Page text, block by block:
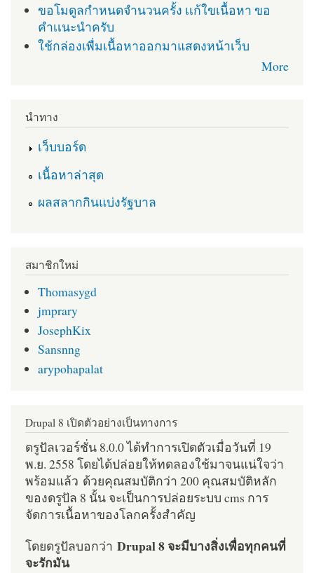
ขอโมดูลกำหนดจำนวนครั้ง เเก้ใขเนื้อหา ขอ
คำเเนะนำครับ
ใช้กล่องเพื่มเนื้อหาออกมาแสดงหน้าเว็บ
More
นำทาง
เว็บบอร์ด
เนื้อหาล่าสุด
ผลสลากกินแบ่งรัฐบาล
สมาชิกใหม่
Thomasygd
jmprary
JosephKix
Sansnng
arypohapalat
Drupal 8 เปิดตัวอย่างเป็นทางการ
ดรูปัลเวอร์ชั่น 8.0.0 ได้ทำการเปิดตัวเมื่อวันที่ 19
พ.ย. 2558 โดยได้ปล่อยให้ทดลองใช้มาจนแน่ใจว่า
พร้อมแล้ว ด้วยคุณสมบัติกว่า 200 คุณสมบัติหลัก
ของดรูปัล 8 นั้น จะเป็นการปล่อยระบบ cms การ
จัดการเนื้อหาของโลกครั้งสำคัญ
โดยดรูปัลบอกว่า Drupal 8 จะมีบางสิ่งเพื่อทุกคนที่
จะรักมัน